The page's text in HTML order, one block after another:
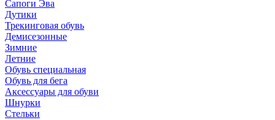
Сапоги Эва
Дутики
Трекинговая обувь
Демисезонные
Зимние
Летние
Обувь специальная
Обувь для бега
Аксессуары для обуви
Шнурки
Стельки